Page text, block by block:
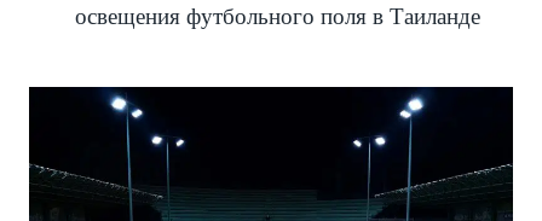
освещения футбольного поля в Таиланде